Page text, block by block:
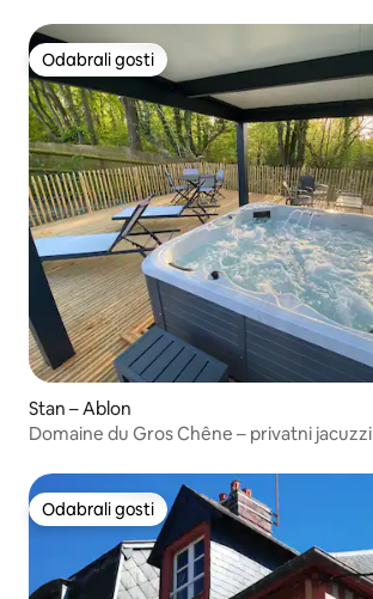
Odabrali gosti
Odabrali gosti
Stan – Ablon
Domaine du Gros Chêne – privatni jacuzzi
Odabrali gosti
Odabrali gosti